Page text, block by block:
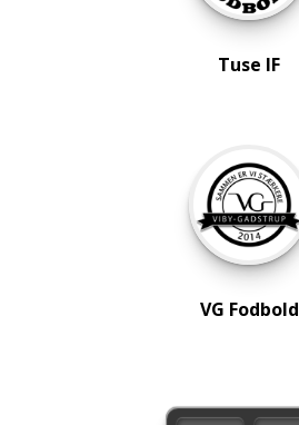
Tuse IF
VG Fodbold